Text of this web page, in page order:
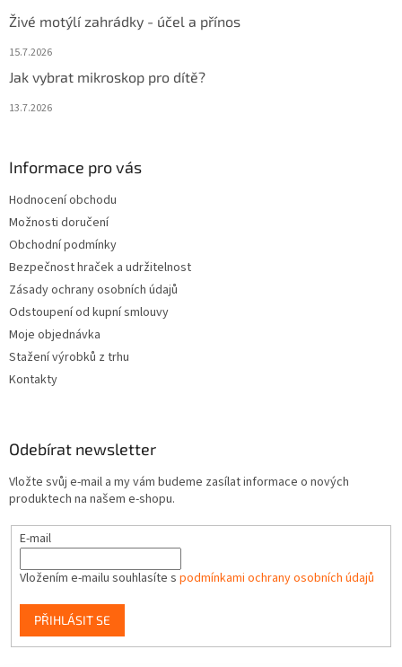
Živé motýlí zahrádky - účel a přínos
15.7.2026
Jak vybrat mikroskop pro dítě?
13.7.2026
Informace pro vás
Hodnocení obchodu
Možnosti doručení
Obchodní podmínky
Bezpečnost hraček a udržitelnost
Zásady ochrany osobních údajů
Odstoupení od kupní smlouvy
Moje objednávka
Stažení výrobků z trhu
Kontakty
Odebírat newsletter
Vložte svůj e-mail a my vám budeme zasílat informace o nových
produktech na našem e-shopu.
E-mail
Vložením e-mailu souhlasíte s podmínkami ochrany osobních údajů
PŘIHLÁSIT SE